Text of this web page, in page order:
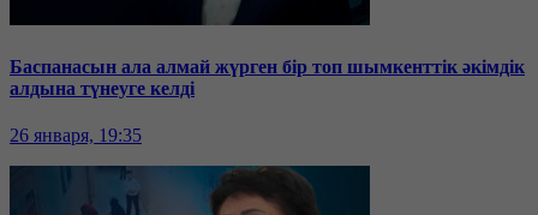
Баспанасын ала алмай жүрген бір топ шымкенттік әкімдік
алдына түнеуге келді
26 января, 19:35